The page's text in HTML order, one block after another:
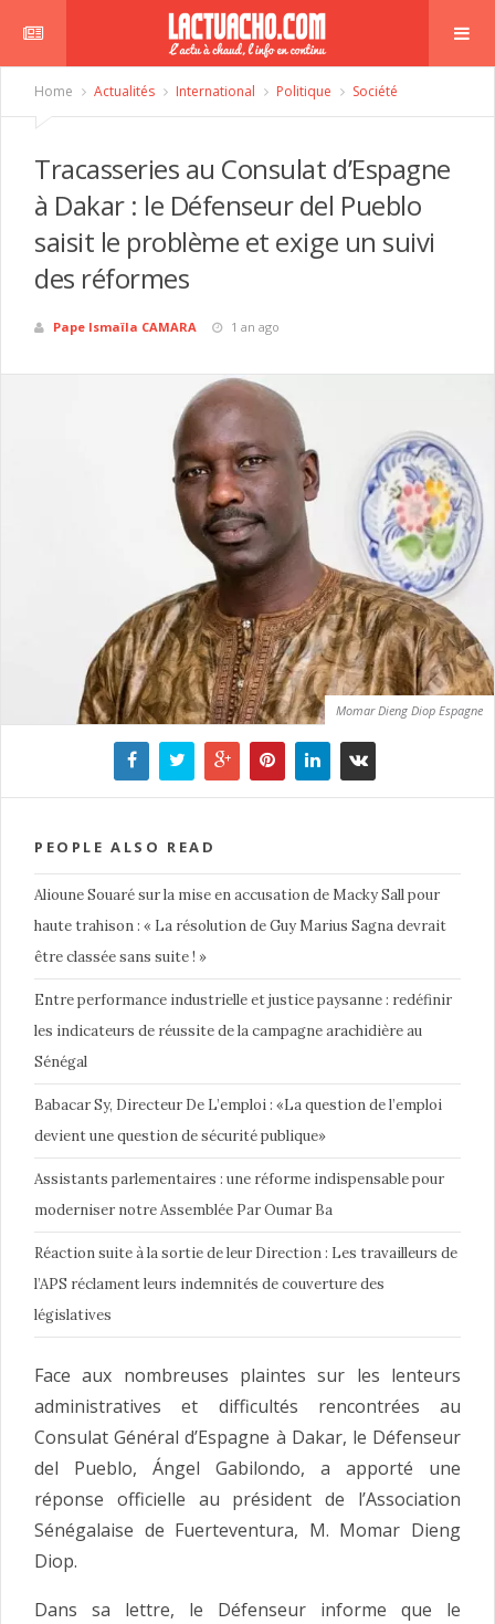
Home Actualités International Politique Société
Tracasseries au Consulat d’Espagne
à Dakar : le Défenseur del Pueblo
saisit le problème et exige un suivi
des réformes
Pape Ismaïla CAMARA 1 an ago
Momar Dieng Diop Espagne
PEOPLE ALSO READ
Alioune Souaré sur la mise en accusation de Macky Sall pour
haute trahison : « La résolution de Guy Marius Sagna devrait
être classée sans suite ! »
Entre performance industrielle et justice paysanne : redéfinir
les indicateurs de réussite de la campagne arachidière au
Sénégal
Babacar Sy, Directeur De L’emploi : «La question de l’emploi
devient une question de sécurité publique»
Assistants parlementaires : une réforme indispensable pour
moderniser notre Assemblée Par Oumar Ba
Réaction suite à la sortie de leur Direction : Les travailleurs de
l’APS réclament leurs indemnités de couverture des
législatives
Face aux nombreuses plaintes sur les lenteurs
administratives et difficultés rencontrées au
Consulat Général d’Espagne à Dakar, le Défenseur
del Pueblo, Ángel Gabilondo, a apporté une
réponse officielle au président de l’Association
Sénégalaise de Fuerteventura, M. Momar Dieng
Diop.
Dans sa lettre, le Défenseur informe que le